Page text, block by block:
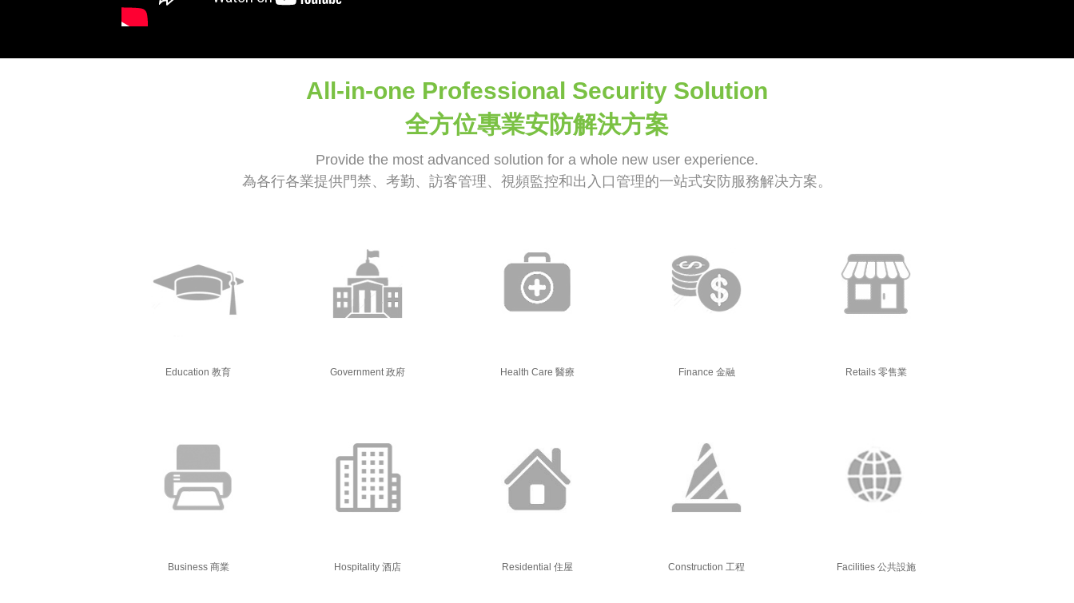
All-in-one Professional Security Solution
全方位專業安防解決方案
Provide the most advanced solution for a whole new user experience.
為各行各業提供門禁、考勤、訪客管理、視頻監控和出入口管理的一站式安防服務解决方案。
Education 教育
Business 商業
Government 政府
Hospitality 酒店
Health Care 醫療
Residential 住屋
Finance 金融
Construction 工程
Retails 零售業
Facilities 公共設施